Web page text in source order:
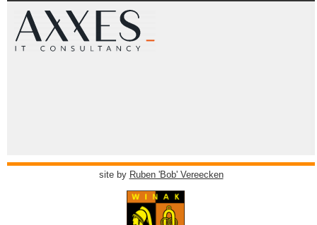
site by Ruben 'Bob' Vereecken